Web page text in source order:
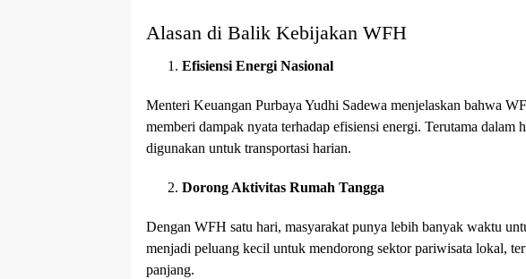
Alasan di Balik Kebijakan WFH
Efisiensi Energi Nasional
Menteri Keuangan Purbaya Yudhi Sadewa menjelaskan bahwa
memberi dampak nyata terhadap efisiensi energi. Terutama dalam
digunakan untuk transportasi harian.
Dorong Aktivitas Rumah Tangga
Dengan WFH satu hari, masyarakat punya lebih banyak waktu
menjadi peluang kecil untuk mendorong sektor pariwisata lokal,
panjang.